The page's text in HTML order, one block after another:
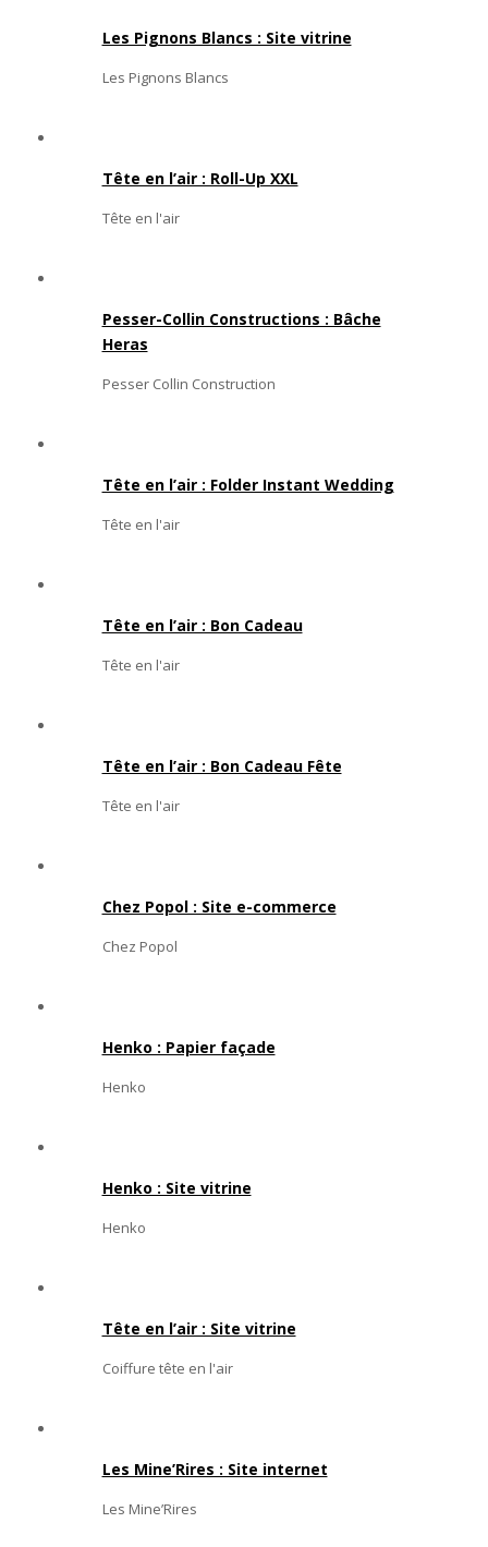
Les Pignons Blancs : Site vitrine
Les Pignons Blancs
Tête en l’air : Roll-Up XXL
Tête en l'air
Pesser-Collin Constructions : Bâche
Heras
Pesser Collin Construction
Tête en l’air : Folder Instant Wedding
Tête en l'air
Tête en l’air : Bon Cadeau
Tête en l'air
Tête en l’air : Bon Cadeau Fête
Tête en l'air
Chez Popol : Site e-commerce
Chez Popol
Henko : Papier façade
Henko
Henko : Site vitrine
Henko
Tête en l’air : Site vitrine
Coiffure tête en l'air
Les Mine’Rires : Site internet
Les Mine’Rires